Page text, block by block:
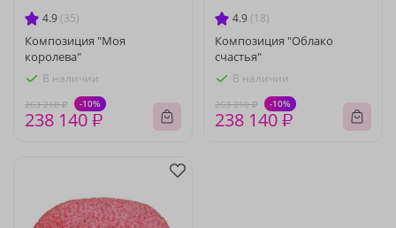
4.9 (35)
Композиция "Моя
королева"
В наличии
263 210 ₽ -10%
238 140 ₽
4.9 (18)
Композиция "Облако
счастья"
В наличии
263 210 ₽ -10%
238 140 ₽